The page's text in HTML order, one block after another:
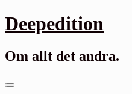
Gå
till
Deepedition
Om allt det andra.
Primär